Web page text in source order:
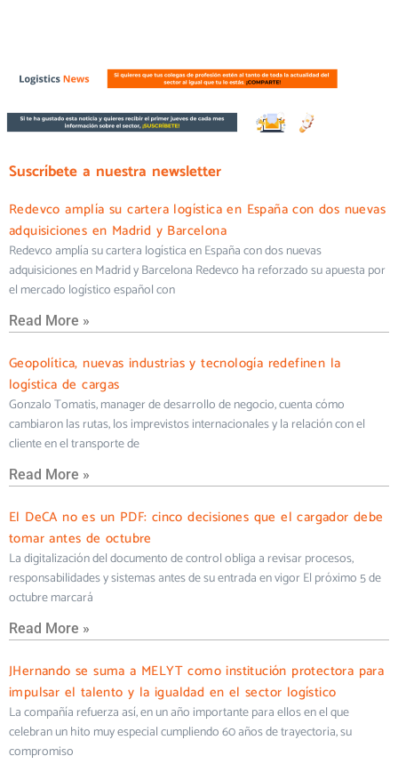
Suscríbete a nuestra newsletter
Redevco amplía su cartera logística en España con dos nuevas
adquisiciones en Madrid y Barcelona
Redevco amplía su cartera logística en España con dos nuevas
adquisiciones en Madrid y Barcelona Redevco ha reforzado su apuesta por
el mercado logístico español con
Read More »
Geopolítica, nuevas industrias y tecnología redefinen la
logística de cargas
Gonzalo Tomatis, manager de desarrollo de negocio, cuenta cómo
cambiaron las rutas, los imprevistos internacionales y la relación con el
cliente en el transporte de
Read More »
El DeCA no es un PDF: cinco decisiones que el cargador debe
tomar antes de octubre
La digitalización del documento de control obliga a revisar procesos,
responsabilidades y sistemas antes de su entrada en vigor El próximo 5 de
octubre marcará
Read More »
JHernando se suma a MELYT como institución protectora para
impulsar el talento y la igualdad en el sector logístico
La compañía refuerza así, en un año importante para ellos en el que
celebran un hito muy especial cumpliendo 60 años de trayectoria, su
compromiso